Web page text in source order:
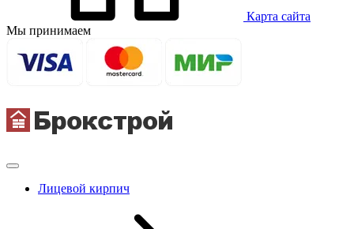
Карта сайта
Мы принимаем
Лицевой кирпич